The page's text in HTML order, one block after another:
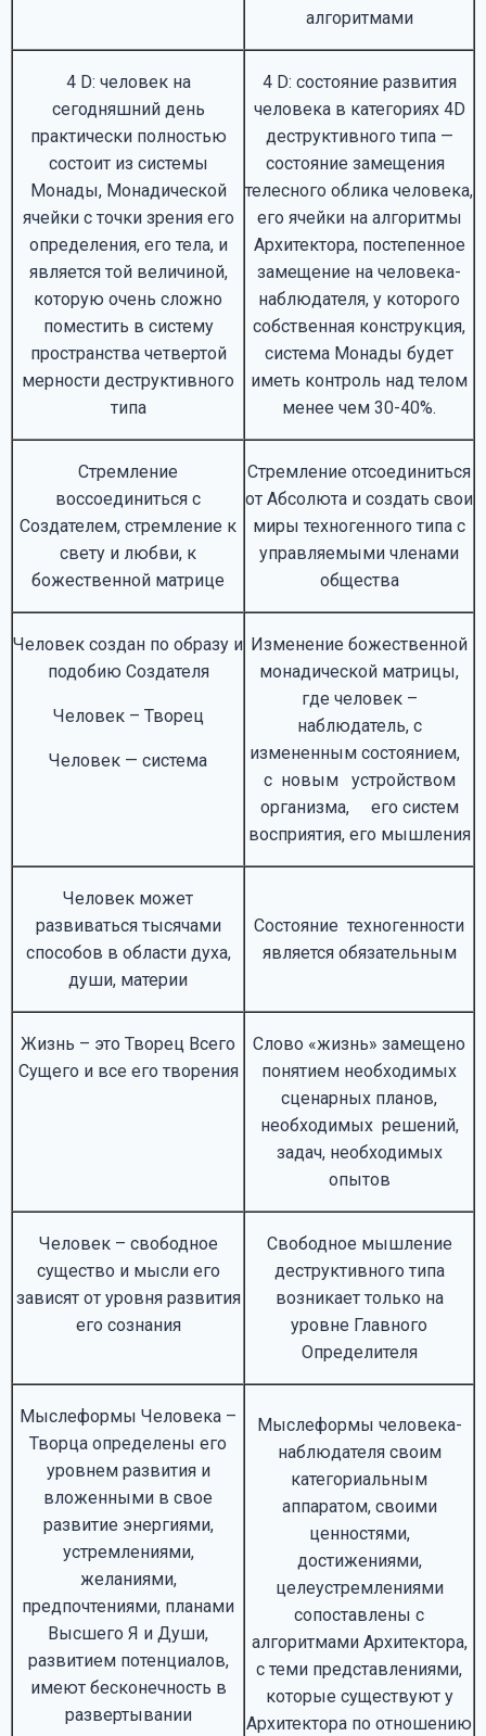
алгоритмами
4 D: человек на
сегодняшний день
практически полностью
состоит из системы
Монады, Монадической
ячейки с точки зрения его
определения, его тела, и
является той величиной,
которую очень сложно
поместить в систему
пространства четвертой
мерности деструктивного
типа
4 D: состояние развития
человека в категориях 4D
деструктивного типа —
состояние замещения
телесного облика человека,
его ячейки на алгоритмы
Архитектора, постепенное
замещение на человека-
наблюдателя, у которого
собственная конструкция,
система Монады будет
иметь контроль над телом
менее чем 30-40%.
Стремление
воссоединиться с
Создателем, стремление к
свету и любви, к
божественной матрице
Стремление отсоединиться
от Абсолюта и создать свои
миры техногенного типа с
управляемыми членами
общества
Человек создан по образу и
подобию Создателя
Человек – Творец
Человек — система
Изменение божественной
монадической матрицы,
где человек –
наблюдатель, с
измененным состоянием,
с новым устройством
организма, его систем
восприятия, его мышления
Человек может
развиваться тысячами
способов в области духа,
души, материи
Состояние техногенности
является обязательным
Жизнь – это Творец Всего
Сущего и все его творения
Слово «жизнь» замещено
понятием необходимых
сценарных планов,
необходимых решений,
задач, необходимых
опытов
Человек – свободное
существо и мысли его
зависят от уровня развития
его сознания
Свободное мышление
деструктивного типа
возникает только на
уровне Главного
Определителя
Мыслеформы Человека –
Творца определены его
уровнем развития и
вложенными в свое
развитие энергиями,
устремлениями,
желаниями,
предпочтениями, планами
Высшего Я и Души,
развитием потенциалов,
имеют бесконечность в
развертывании
Мыслеформы человека-
наблюдателя своим
категориальным
аппаратом, своими
ценностями,
достижениями,
целеустремлениями
сопоставлены с
алгоритмами Архитектора,
с теми представлениями,
которые существуют у
Архитектора по отношению